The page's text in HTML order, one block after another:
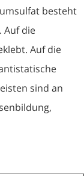
besteht
Auf die
Auf die
sind an